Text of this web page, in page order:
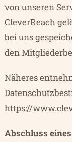
von unseren
CleverReach
bei uns
den
Näheres
https://
Abschluss